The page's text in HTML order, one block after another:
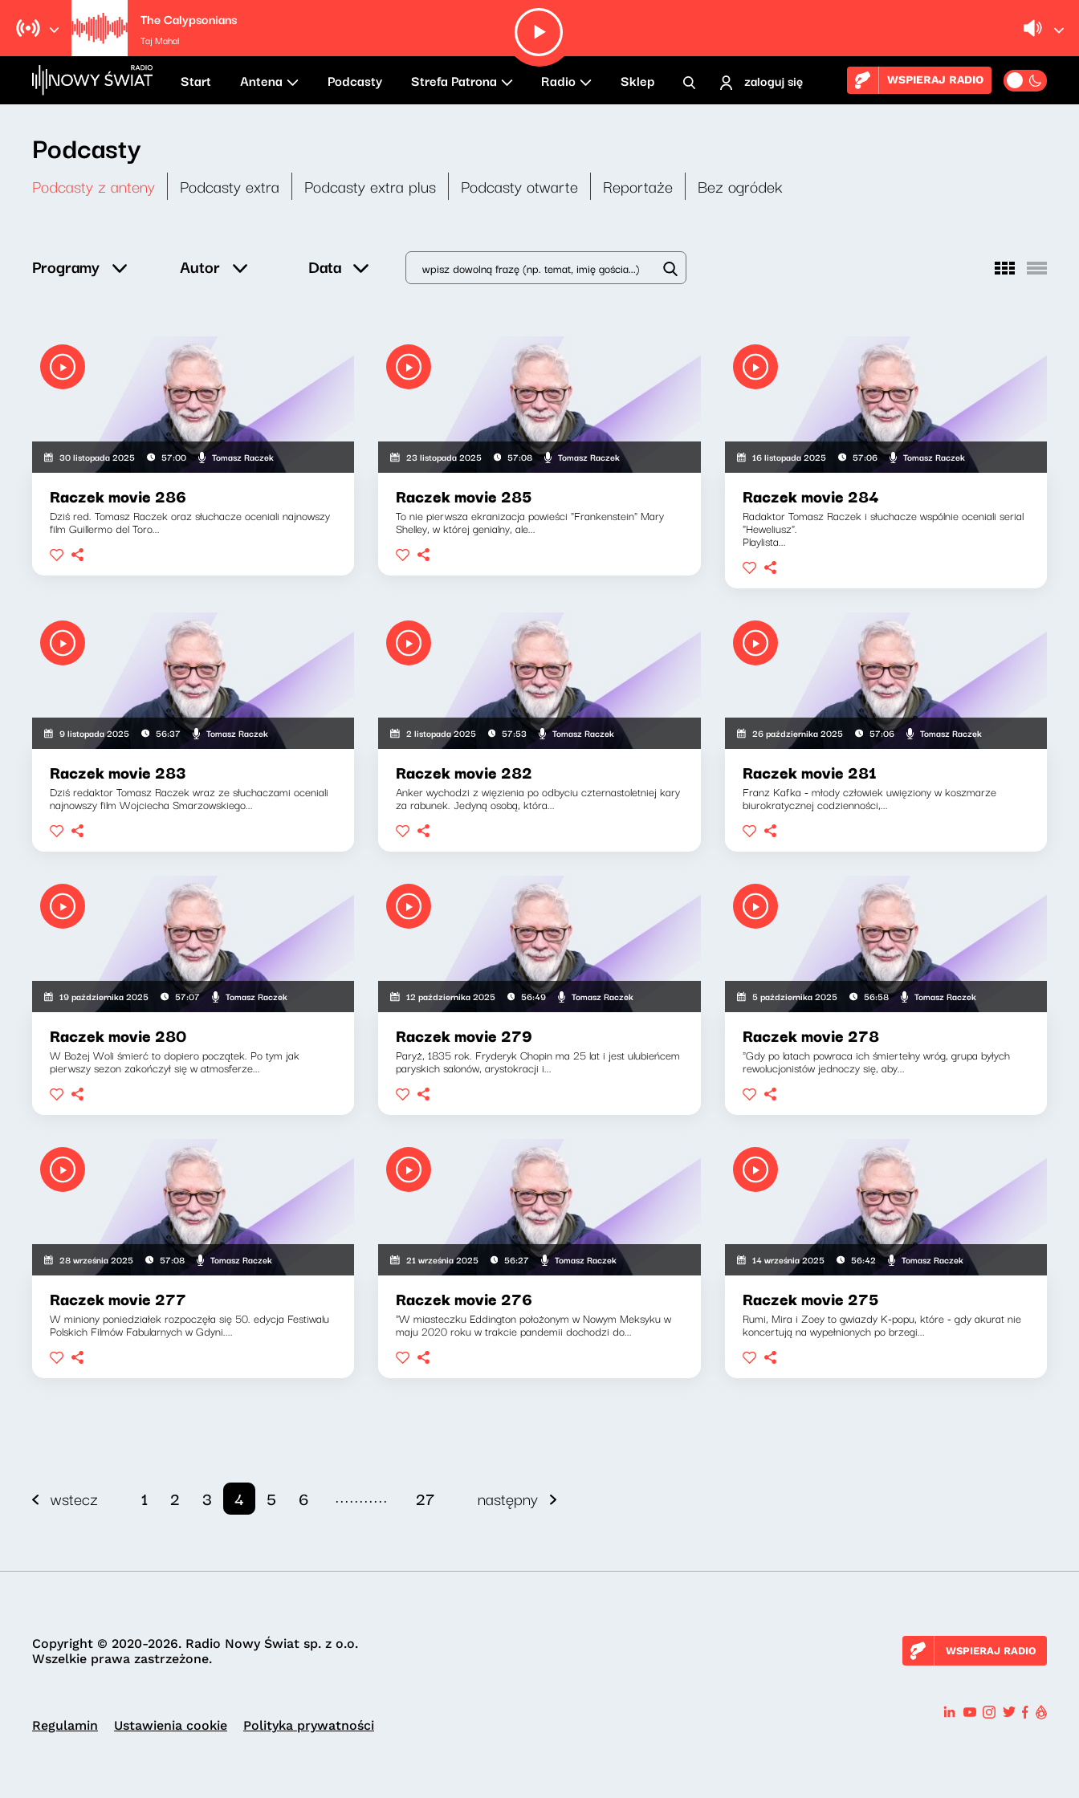
The Calypsonians
Taj Mahal
Start Antena Podcasty Strefa Patrona Radio Sklep zaloguj się WSPIERAJ RADIO
Podcasty
Podcasty z anteny Podcasty extra Podcasty extra plus Podcasty otwarte Reportaże Bez ogródek
Programy Autor Data
30 listopada 2025 57:00 Tomasz Raczek
Raczek movie 286
Dziś red. Tomasz Raczek oraz słuchacze oceniali najnowszy
film Guillermo del Toro...
23 listopada 2025 57:08 Tomasz Raczek
Raczek movie 285
To nie pierwsza ekranizacja powieści "Frankenstein" Mary
Shelley, w której genialny, ale...
16 listopada 2025 57:06 Tomasz Raczek
Raczek movie 284
Radaktor Tomasz Raczek i słuchacze wspólnie oceniali serial
"Heweliusz".
Playlista...
9 listopada 2025 56:37 Tomasz Raczek
Raczek movie 283
Dziś redaktor Tomasz Raczek wraz ze słuchaczami oceniali
najnowszy film Wojciecha Smarzowskiego...
2 listopada 2025 57:53 Tomasz Raczek
Raczek movie 282
Anker wychodzi z więzienia po odbyciu czternastoletniej kary
za rabunek. Jedyną osobą, która...
26 października 2025 57:06 Tomasz Raczek
Raczek movie 281
Franz Kafka - młody człowiek uwięziony w koszmarze
biurokratycznej codzienności,...
19 października 2025 57:07 Tomasz Raczek
Raczek movie 280
W Bożej Woli śmierć to dopiero początek. Po tym jak
pierwszy sezon zakończył się w atmosferze...
12 października 2025 56:49 Tomasz Raczek
Raczek movie 279
Paryż, 1835 rok. Fryderyk Chopin ma 25 lat i jest ulubieńcem
paryskich salonów, arystokracji i...
5 października 2025 56:58 Tomasz Raczek
Raczek movie 278
"Gdy po latach powraca ich śmiertelny wróg, grupa byłych
rewolucjonistów jednoczy się, aby...
28 września 2025 57:08 Tomasz Raczek
Raczek movie 277
W miniony poniedziałek rozpoczęła się 50. edycja Festiwalu
Polskich Filmów Fabularnych w Gdyni....
21 września 2025 56:27 Tomasz Raczek
Raczek movie 276
"W miasteczku Eddington położonym w Nowym Meksyku w
maju 2020 roku w trakcie pandemii dochodzi do...
14 września 2025 56:42 Tomasz Raczek
Raczek movie 275
Rumi, Mira i Zoey to gwiazdy K-popu, które - gdy akurat nie
koncertują na wypełnionych po brzegi...
wstecz 1 2 3 4 5 6 ........... 27 następny
Copyright © 2020-2026. Radio Nowy Świat sp. z o.o.
Wszelkie prawa zastrzeżone.
WSPIERAJ RADIO
Regulamin Ustawienia cookie Polityka prywatności